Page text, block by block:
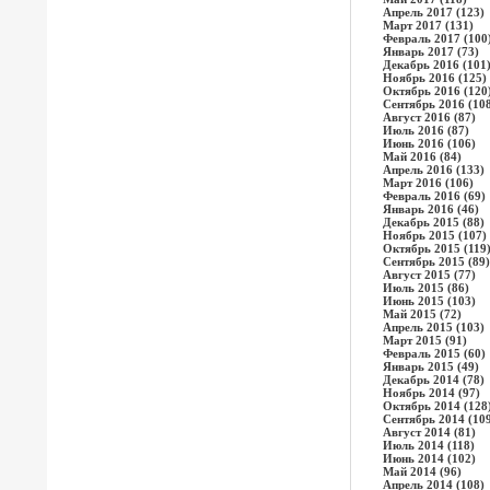
Апрель 2017 (123)
Март 2017 (131)
Февраль 2017
Январь 2017 (73)
Декабрь 2016 (101)
Ноябрь 2016 (125)
Октябрь 2016
Сентябрь 2016
Август 2016 (87)
Июль 2016 (87)
Июнь 2016 (106)
Май 2016 (84)
Апрель 2016 (133)
Март 2016 (106)
Февраль 2016 (69)
Январь 2016 (46)
Декабрь 2015 (88)
Ноябрь 2015 (107)
Октябрь 2015 (119)
Сентябрь 2015 (89)
Август 2015 (77)
Июль 2015 (86)
Июнь 2015 (103)
Май 2015 (72)
Апрель 2015 (103)
Март 2015 (91)
Февраль 2015 (60)
Январь 2015 (49)
Декабрь 2014 (78)
Ноябрь 2014 (97)
Октябрь 2014
Сентябрь 2014
Август 2014 (81)
Июль 2014 (118)
Июнь 2014 (102)
Май 2014 (96)
Апрель 2014 (108)